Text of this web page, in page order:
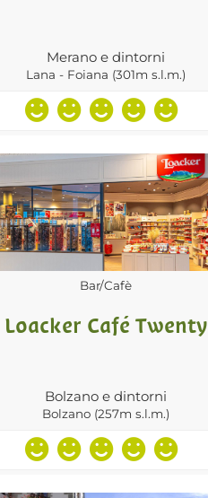
Merano e dintorni
Lana - Foiana (301m s.l.m.)
Bar/Cafè
Loacker Café Twenty
Bolzano e dintorni
Bolzano (257m s.l.m.)